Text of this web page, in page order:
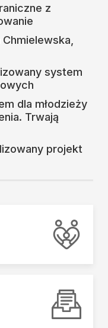
z
system
dla młodzieży
Trwają
projekt